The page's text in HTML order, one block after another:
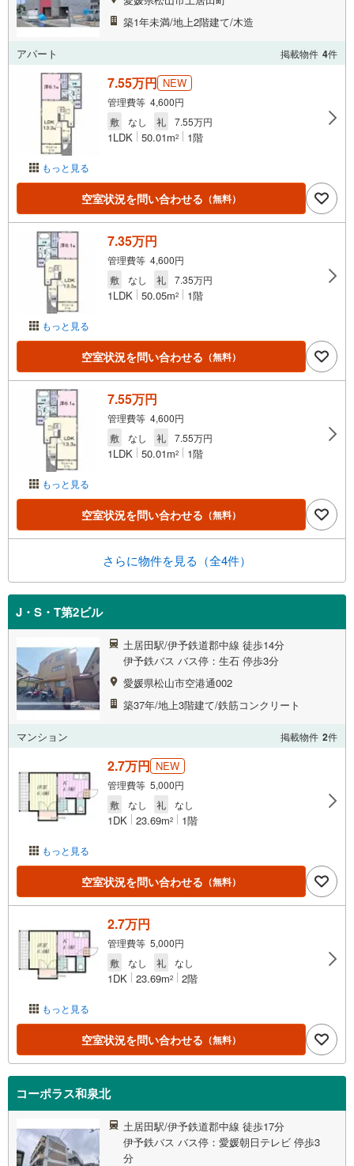
築1年未満/地上2階建て/木造
アパート 掲載物件 4件
もっと見る
7.55万円 NEW
管理費等 4,600円
敷
なし 礼 7.55万円
1LDK 50.01m2 1階
空室状況を問い合わせる （無料）
もっと見る
7.35万円
管理費等 4,600円
敷
なし 礼 7.35万円
1LDK 50.05m2 1階
空室状況を問い合わせる （無料）
もっと見る
7.55万円
管理費等 4,600円
敷
なし 礼 7.55万円
1LDK 50.01m2 1階
空室状況を問い合わせる （無料）
さらに物件を見る（全4件）
J・S・T第2ビル
土居田駅/伊予鉄道郡中線 徒歩14分
伊予鉄バス バス停：生石 停歩3分
愛媛県松山市空港通002
築37年/地上3階建て/鉄筋コンクリート
マンション 掲載物件 2件
もっと見る
2.7万円 NEW
管理費等 5,000円
敷
なし 礼 なし
1DK 23.69m2 1階
空室状況を問い合わせる （無料）
もっと見る
2.7万円
管理費等 5,000円
敷
なし 礼 なし
1DK 23.69m2 2階
空室状況を問い合わせる （無料）
コーポラス和泉北
土居田駅/伊予鉄道郡中線 徒歩17分
伊予鉄バス バス停：愛媛朝日テレビ 停歩3
分